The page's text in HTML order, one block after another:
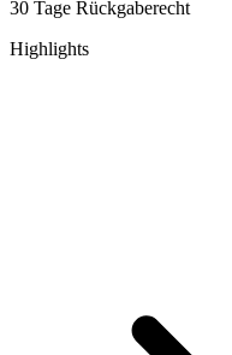
30 Tage Rückgaberecht
Highlights